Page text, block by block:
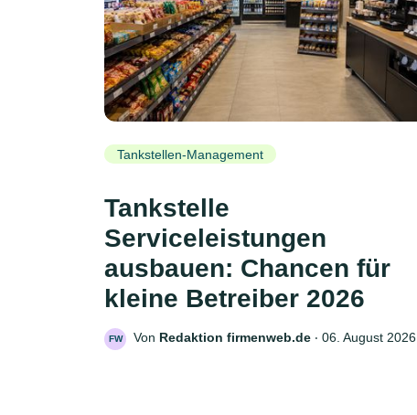
Tankstellen-Management
Tankstelle
Serviceleistungen
ausbauen: Chancen für
kleine Betreiber 2026
FW Von Redaktion firmenweb.de ‧ 06. August 2026